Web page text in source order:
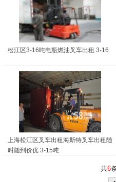
松江区3-16吨电瓶燃油叉车出租 3-16
上海松江区叉车出租海斯特叉车出租随
叫随到价优 3-15吨
共6